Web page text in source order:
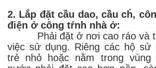
2. Lắp đặt cầu dao, cầu ch́,
điện ở công tŕnh nhà ở:
Phải đặt ở nơi cao ráo và
việc sử dụng. Riêng các hộ sử
trẻ nhỏ hoặc nằm trong vùng